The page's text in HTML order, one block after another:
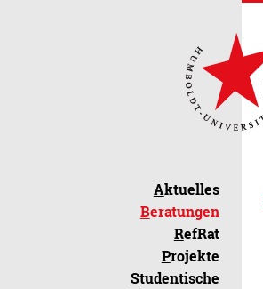
Aktuelles
Beratungen
RefRat
Projekte
Studentische